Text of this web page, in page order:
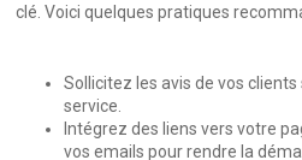
clé. Voici quelques pratiques
Sollicitez les avis de vos
service.
Intégrez des liens vers votre
vos emails pour rendre la